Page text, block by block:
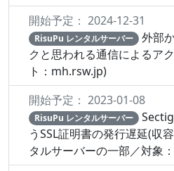
開始予定： 2024-12-31
RisuPu レンタルサーバー
外部
クと思われる通信によるア
ト：mh.rsw.jp)
開始予定： 2023-01-08
RisuPu レンタルサーバー
うSSL証明書の発行遅延(収
タルサーバーの一部／対象